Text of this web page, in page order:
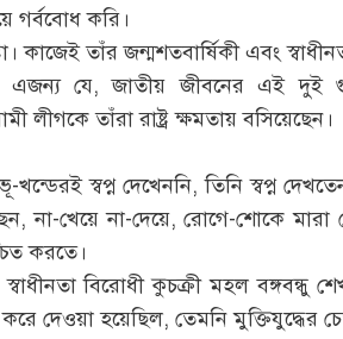
গর্ববোধ করি।
কাজেই তাঁর জন্মশতবার্ষিকী এবং
যে, জাতীয় জীবনের এই দুই
লীগকে তাঁরা রাষ্ট্র ক্ষমতায় বসিয়েছেন।
খন্ডেরই স্বপ্ন দেখেননি, তিনি স্বপ্ন
না-খেয়ে না-দেয়ে, রোগে-শোকে মারা
করতে।
বিরোধী কুচক্রী মহল
করে দেওয়া হয়েছিল, তেমনি মুক্তিযুদ্ধের